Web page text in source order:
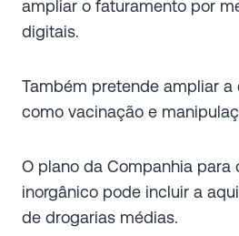
ampliar o faturamento por
digitais.
Também pretende ampliar
como vacinação e
O plano da Companhia para
inorgânico pode incluir a
de drogarias médias.